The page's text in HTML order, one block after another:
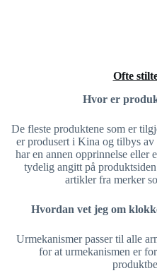
Ofte
Hvor er
De fleste produktene som er
er produsert i Kina og tilbys
har en annen opprinnelse eller
tydelig angitt på
artikler fra merker
Hvordan vet jeg om
Urmekanismer passer til alle
for at urmekanismen er